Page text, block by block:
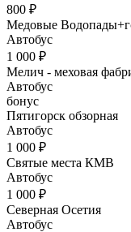
800 ₽
Медовые
Автобус
1 000 ₽
Мелич - меховая
Автобус
бонус
Пятигорск обзорная
Автобус
1 000 ₽
Святые места КМВ
Автобус
1 000 ₽
Северная Осетия
Автобус